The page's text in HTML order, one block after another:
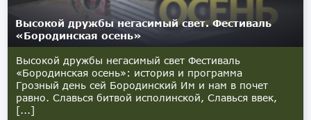
Высокой дружбы негасимый свет. Фестиваль
«Бородинская осень»
Высокой дружбы негасимый свет Фестиваль
«Бородинская осень»: история и программа
Грозный день сей Бородинский Им и нам в почет
равно. Славься битвой исполинской, Славься ввек,
[...]